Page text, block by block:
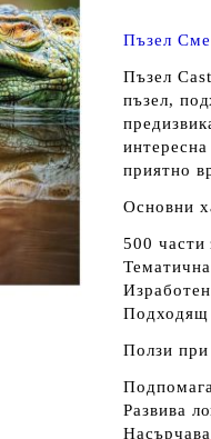
Пъзел
Пъзел
пъзел,
приятно
Основни
500 части
Подходящ
Ползи при
Развива